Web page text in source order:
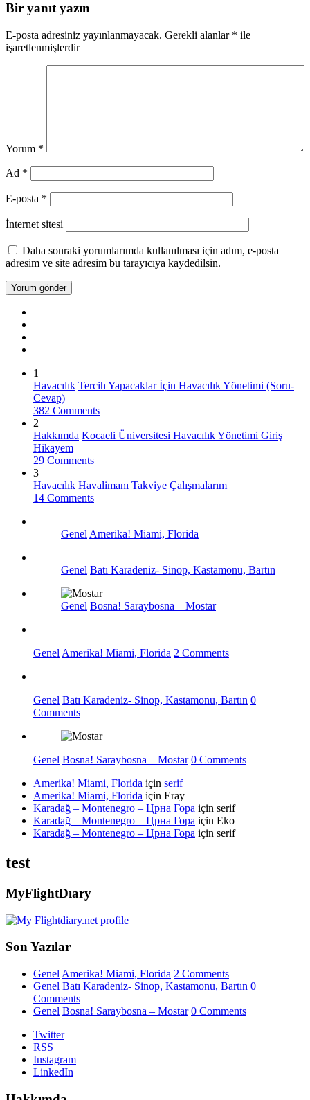
Bir yanıt yazın
E-posta adresiniz yayınlanmayacak. Gerekli alanlar * ile
işaretlenmişlerdir
Yorum *
Ad *
E-posta *
İnternet sitesi
Daha sonraki yorumlarımda kullanılması için adım, e-posta
adresim ve site adresim bu tarayıcıya kaydedilsin.
1
Havacılık Tercih Yapacaklar İçin Havacılık Yönetimi (Soru-
Cevap)
382 Comments
2
Hakkımda Kocaeli Üniversitesi Havacılık Yönetimi Giriş
Hikayem
29 Comments
3
Havacılık Havalimanı Takviye Çalışmalarım
14 Comments
Genel Amerika! Miami, Florida
Genel Batı Karadeniz- Sinop, Kastamonu, Bartın
Genel Bosna! Saraybosna – Mostar
Genel Amerika! Miami, Florida 2 Comments
Genel Batı Karadeniz- Sinop, Kastamonu, Bartın 0
Comments
Genel Bosna! Saraybosna – Mostar 0 Comments
Amerika! Miami, Florida için serif
Amerika! Miami, Florida için Eray
Karadağ – Montenegro – Црна Гора için serif
Karadağ – Montenegro – Црна Гора için Eko
Karadağ – Montenegro – Црна Гора için serif
test
MyFlightDıary
Son Yazılar
Genel Amerika! Miami, Florida 2 Comments
Genel Batı Karadeniz- Sinop, Kastamonu, Bartın 0
Comments
Genel Bosna! Saraybosna – Mostar 0 Comments
Twitter
RSS
Instagram
LinkedIn